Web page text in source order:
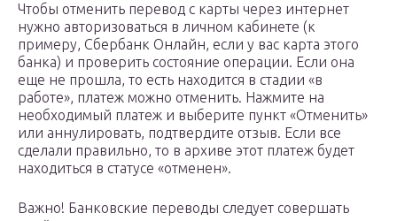
Чтобы отменить перевод с карты через интернет
нужно авторизоваться в личном кабинете (к
примеру, Сбербанк Онлайн, если у вас карта этого
банка) и проверить состояние операции. Если она
еще не прошла, то есть находится в стадии «в
работе», платеж можно отменить. Нажмите на
необходимый платеж и выберите пункт «Отменить»
или аннулировать, подтвердите отзыв. Если все
сделали правильно, то в архиве этот платеж будет
находиться в статусе «отменен».
Важно! Банковские переводы следует совершать